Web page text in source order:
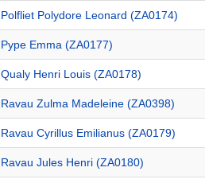
Polfliet Polydore Leonard (ZA0174)
Pype Emma (ZA0177)
Qualy Henri Louis (ZA0178)
Ravau Zulma Madeleine (ZA0398)
Ravau Cyrillus Emilianus (ZA0179)
Ravau Jules Henri (ZA0180)